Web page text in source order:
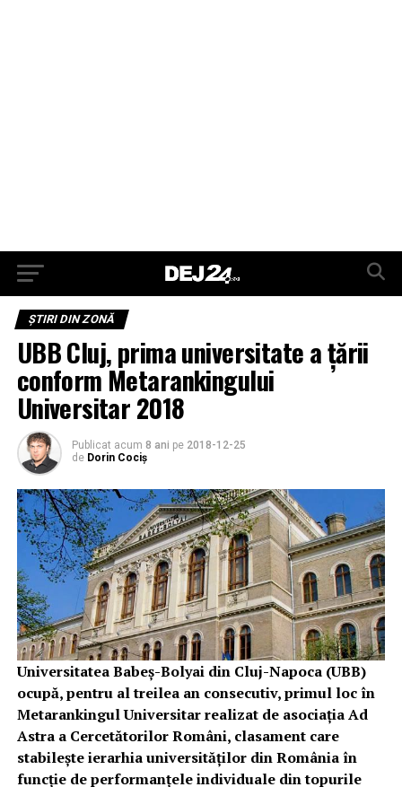
ŞTIRI DIN ZONĂ
UBB Cluj, prima universitate a ţării
conform Metarankingului
Universitar 2018
Publicat acum 8 ani pe 2018-12-25
de Dorin Cociș
Universitatea Babeş-Bolyai din Cluj-Napoca (UBB)
ocupă, pentru al treilea an consecutiv, primul loc în
Metarankingul Universitar realizat de asociaţia Ad
Astra a Cercetătorilor Români, clasament care
stabileşte ierarhia universităţilor din România în
funcţie de performanţele individuale din topurile